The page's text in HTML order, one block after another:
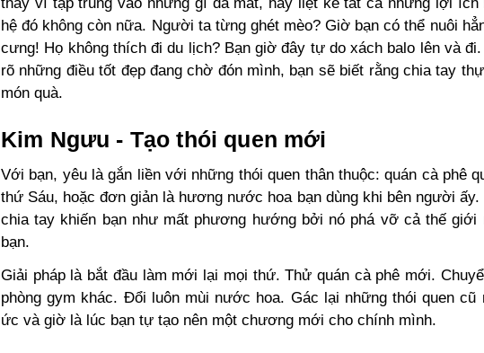
hệ đó không còn nữa. Người ta từng ghét mèo? Giờ bạn có thể nuôi
cưng! Họ không thích đi du lịch? Bạn giờ đây tự do xách balo lên và
rõ những điều tốt đẹp đang chờ đón mình, bạn sẽ biết rằng chia tay
món quà.
Kim Ngưu - Tạo thói quen mới
Với bạn, yêu là gắn liền với những thói quen thân thuộc: quán cà phê
thứ Sáu, hoặc đơn giản là hương nước hoa bạn dùng khi bên người
chia tay khiến bạn như mất phương hướng bởi nó phá vỡ cả thế giới
bạn.
Giải pháp là bắt đầu làm mới lại mọi thứ. Thử quán cà phê mới.
phòng gym khác. Đổi luôn mùi nước hoa. Gác lại những thói quen cũ
ức và giờ là lúc bạn tự tạo nên một chương mới cho chính mình.